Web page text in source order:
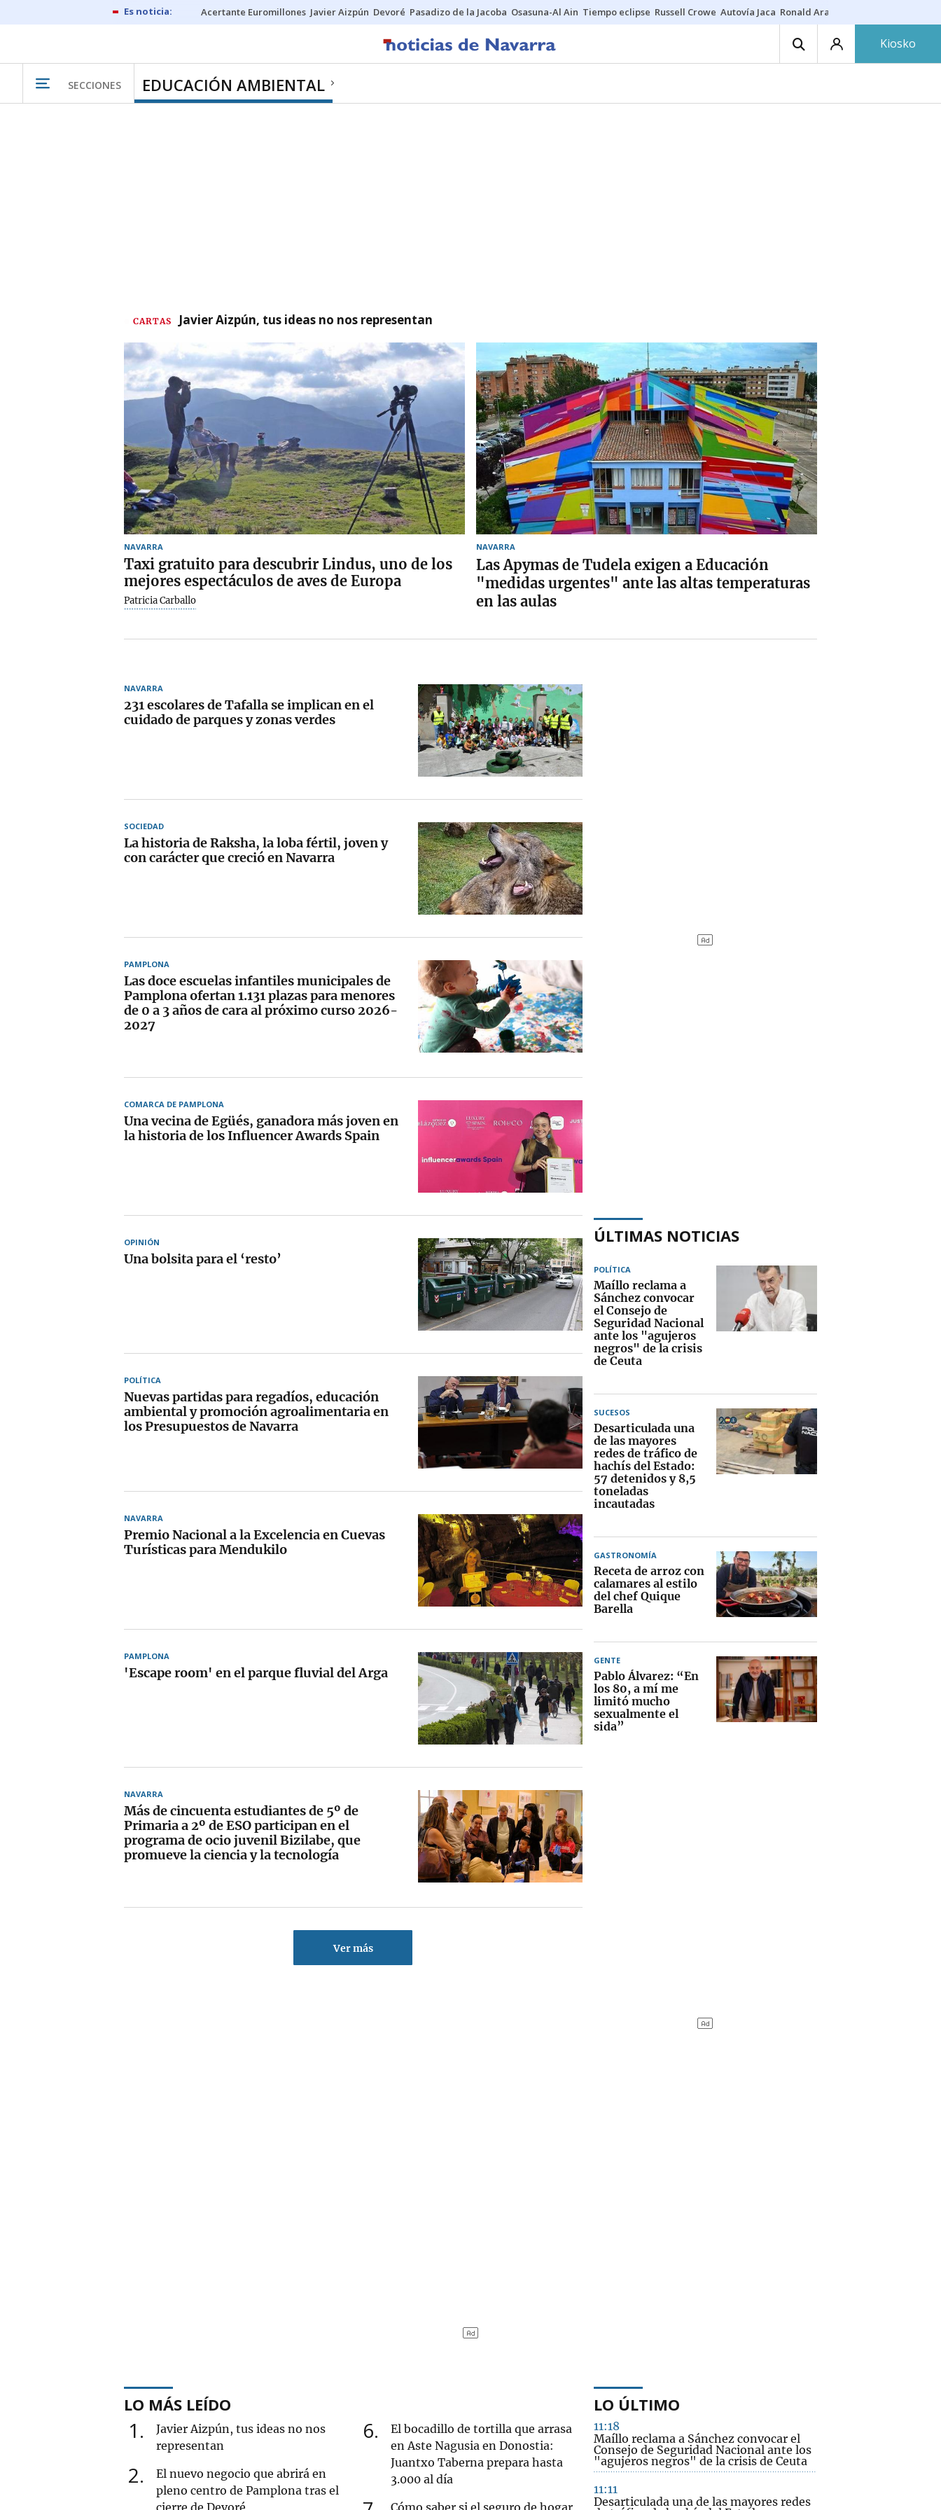
Acertante Euromillones Javier Aizpún Devoré Pasadizo de la Jacoba Osasuna-Al Ain Tiempo eclipse Russell Crowe Autovía Jaca Ronald Araújo
Kiosko
SECCIONES EDUCACIÓN AMBIENTAL
CARTAS Javier Aizpún, tus ideas no nos representan
NAVARRA
Taxi gratuito para descubrir Lindus, uno de los
mejores espectáculos de aves de Europa
Patricia Carballo
NAVARRA
Las Apymas de Tudela exigen a Educación
"medidas urgentes" ante las altas temperaturas
en las aulas
NAVARRA
231 escolares de Tafalla se implican en el
cuidado de parques y zonas verdes
SOCIEDAD
La historia de Raksha, la loba fértil, joven y
con carácter que creció en Navarra
PAMPLONA
Las doce escuelas infantiles municipales de
Pamplona ofertan 1.131 plazas para menores
de 0 a 3 años de cara al próximo curso 2026-
2027
COMARCA DE PAMPLONA
Una vecina de Egüés, ganadora más joven en
la historia de los Influencer Awards Spain
OPINIÓN
Una bolsita para el ‘resto’
POLÍTICA
Nuevas partidas para regadíos, educación
ambiental y promoción agroalimentaria en
los Presupuestos de Navarra
NAVARRA
Premio Nacional a la Excelencia en Cuevas
Turísticas para Mendukilo
PAMPLONA
'Escape room' en el parque fluvial del Arga
NAVARRA
Más de cincuenta estudiantes de 5º de
Primaria a 2º de ESO participan en el
programa de ocio juvenil Bizilabe, que
promueve la ciencia y la tecnología
Ver más
ÚLTIMAS NOTICIAS
POLÍTICA
Maíllo reclama a
Sánchez convocar
el Consejo de
Seguridad Nacional
ante los "agujeros
negros" de la crisis
de Ceuta
SUCESOS
Desarticulada una
de las mayores
redes de tráfico de
hachís del Estado:
57 detenidos y 8,5
toneladas
incautadas
GASTRONOMÍA
Receta de arroz con
calamares al estilo
del chef Quique
Barella
GENTE
Pablo Álvarez: “En
los 80, a mí me
limitó mucho
sexualmente el
sida”
LO MÁS LEÍDO
1
Javier Aizpún, tus ideas no nos
representan
2
El nuevo negocio que abrirá en
pleno centro de Pamplona tras el
cierre de Devoré
6
El bocadillo de tortilla que arrasa
en Aste Nagusia en Donostia:
Juantxo Taberna prepara hasta
3.000 al día
Cómo saber si el seguro de hogar
LO ÚLTIMO
11:18
Maíllo reclama a Sánchez convocar el
Consejo de Seguridad Nacional ante los
"agujeros negros" de la crisis de Ceuta
11:11
Desarticulada una de las mayores redes